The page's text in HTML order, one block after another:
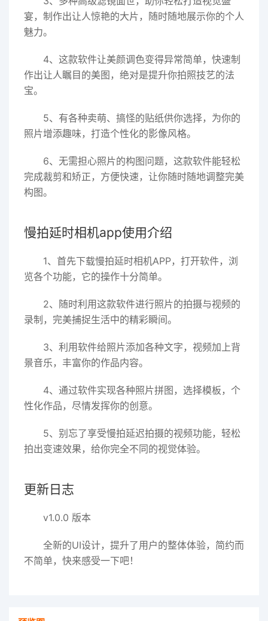
宴，制作出让人惊艳的大片，随时随地展示你的个人
魅力。
4、这款软件让美颜调色变得异常简单，快速制
作出让人瞩目的美图，绝对是提升你拍照技艺的法
宝。
5、有各种卖萌、搞怪的贴纸供你选择，为你的
照片增添趣味，打造个性化的影像风格。
6、无需担心照片的构图问题，这款软件能轻松
完成裁剪和矫正，方便快速，让你随时随地调整完美
构图。
慢拍延时相机app使用介绍
1、首先下载慢拍延时相机APP，打开软件，浏
览各个功能，它的操作十分简单。
2、随时利用这款软件进行照片的拍摄与视频的
录制，完美捕捉生活中的精彩瞬间。
3、利用软件给照片添加各种文字，视频加上背
景音乐，丰富你的作品内容。
4、通过软件实现各种照片拼图，选择模板，个
性化作品，尽情发挥你的创意。
5、别忘了享受慢拍延迟拍摄的视频功能，轻松
拍出变速效果，给你完全不同的视觉体验。
更新日志
v1.0.0 版本
全新的UI设计，提升了用户的整体体验，简约而
不简单，快来感受一下吧！